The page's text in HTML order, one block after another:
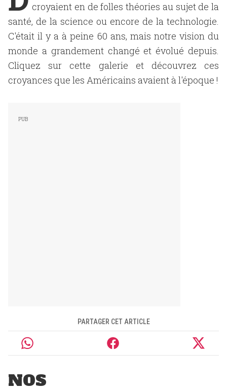
croyaient en de folles théories au sujet de la
santé, de la science ou encore de la technologie.
C'était il y a à peine 60 ans, mais notre vision du
monde a grandement changé et évolué depuis.
Cliquez sur cette galerie et découvrez ces
croyances que les Américains avaient à l'époque !
PARTAGER CET ARTICLE
NOS